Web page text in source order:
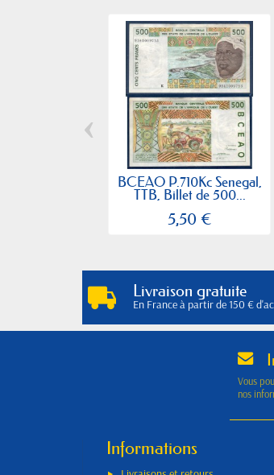
BCEAO P.710Kc Senegal,
TTB, Billet de 500...
5,50 €
‹
Livraison gratuite
En France à partir de 150 €
Vous
nos
Informations